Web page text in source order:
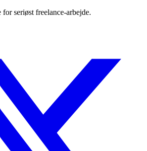
seriøst freelance-arbejde.